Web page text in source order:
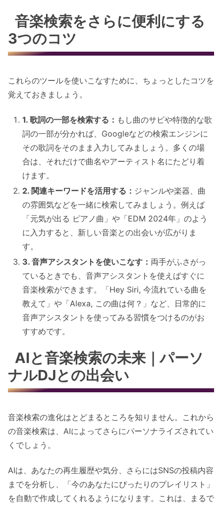
音楽検索をさらに便利にする
3つのコツ
これらのツールを使いこなすために、ちょっとしたコツを
覚えておきましょう。
1. 歌詞の一部を検索する： もし曲のサビや特徴的な歌
詞の一部が分かれば、Googleなどの検索エンジンに
その歌詞をそのまま入力してみましょう。多くの場
合は、それだけで曲名やアーティスト名にたどり着
けます。
2. 関連キーワードを活用する： ジャンルや楽器、曲
の雰囲気などを一緒に検索してみましょう。例えば
「元気が出る ピアノ曲」や「EDM 2024年」のよう
に入力すると、新しい音楽との出会いが広がりま
す。
3. 音声アシスタントを使いこなす： 両手がふさがっ
ているときでも、音声アシスタントを使えばすぐに
音楽検索ができます。「Hey Siri, 今流れている曲を
教えて」や「Alexa, この曲は何？」など、日常的に
音声アシスタントを使ってみる習慣をつけるのがお
すすめです。
AIと音楽検索の未来｜パーソ
ナルDJとの出会い
音楽検索の進化はとどまるところを知りません。これから
の音楽検索は、AIによってさらにパーソナライズされてい
くでしょう。
AIは、あなたの再生履歴や気分、さらにはSNSの投稿内容
までを分析し、「今のあなたにぴったりのプレイリスト」
を自動で作成してくれるようになります。これは、まるで